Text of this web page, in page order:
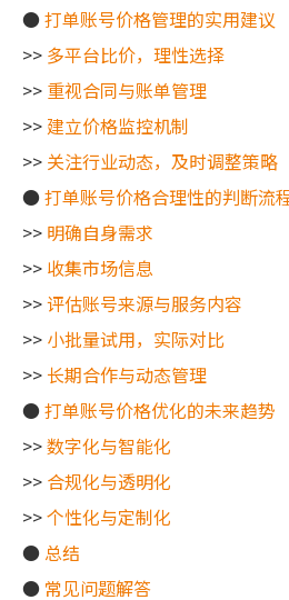
●打单账号价格管理的实用建议
>> 多平台比价，理性选择
>> 重视合同与账单管理
>> 建立价格监控机制
>> 关注行业动态，及时调整策略
●打单账号价格合理性的判断流
>> 明确自身需求
>> 收集市场信息
>>评估账号来源与服务内容
>> 小批量试用，实际对比
>> 长期合作与动态管理
●打单账号价格优化的未来趋势
>>数字化与智能化
>> 合规化与透明化
>>个性化与定制化
● 总结
● 常见问题解答